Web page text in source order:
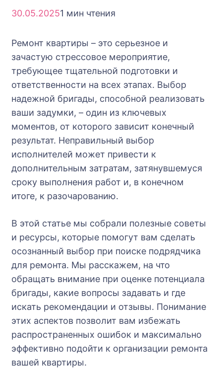
30.05.20251 мин чтения
Ремонт квартиры – это серьезное и
зачастую стрессовое мероприятие,
требующее тщательной подготовки и
ответственности на всех этапах. Выбор
надежной бригады, способной реализовать
ваши задумки, – один из ключевых
моментов, от которого зависит конечный
результат. Неправильный выбор
исполнителей может привести к
дополнительным затратам, затянувшемуся
сроку выполнения работ и, в конечном
итоге, к разочарованию.
В этой статье мы собрали полезные советы
и ресурсы, которые помогут вам сделать
осознанный выбор при поиске подрядчика
для ремонта. Мы расскажем, на что
обращать внимание при оценке потенциала
бригады, какие вопросы задавать и где
искать рекомендации и отзывы. Понимание
этих аспектов позволит вам избежать
распространенных ошибок и максимально
эффективно подойти к организации ремонта
вашей квартиры.